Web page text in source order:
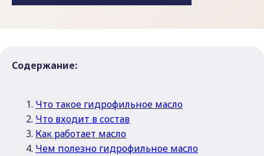
Содержание:
Что такое гидрофильное масло
Что входит в состав
Как работает масло
Чем полезно гидрофильное масло